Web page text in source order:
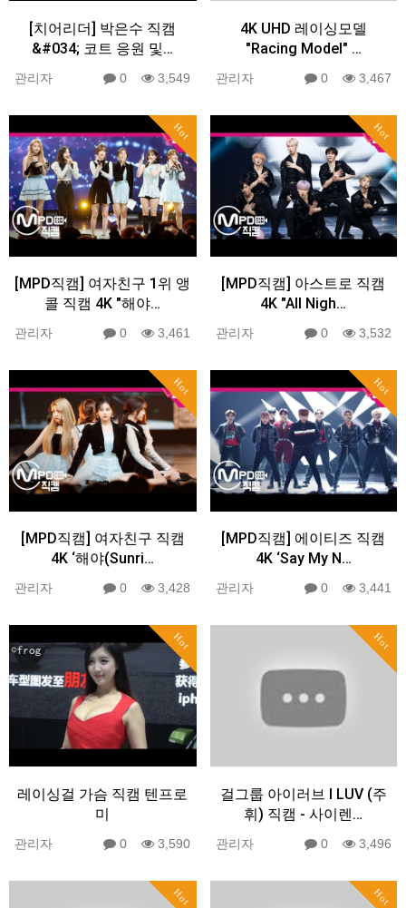
[치어리더] 박은수 직캠
&#034; 코트 응원 및…
관리자 0 3,549
4K UHD 레이싱모델
"Racing Model" …
관리자 0 3,467
Hot
[MPD직캠] 여자친구 1위 앵
콜 직캠 4K "해야…
관리자 0 3,461
Hot
[MPD직캠] 아스트로 직캠
4K "All Nigh…
관리자 0 3,532
Hot
[MPD직캠] 여자친구 직캠
4K ‘해야(Sunri…
관리자 0 3,428
Hot
[MPD직캠] 에이티즈 직캠
4K ‘Say My N…
관리자 0 3,441
Hot
레이싱걸 가슴 직캠 텐프로
미
관리자 0 3,590
Hot
걸그룹 아이러브 I LUV (주
휘) 직캠 - 사이렌…
관리자 0 3,496
Hot Hot